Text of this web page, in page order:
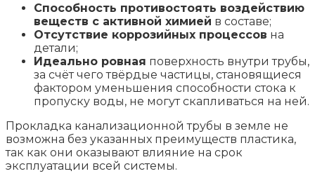
Способность противостоять воздействию
веществ с активной химией в составе;
Отсутствие коррозийных процессов на
детали;
Идеально ровная поверхность внутри трубы,
за счёт чего твёрдые частицы, становящиеся
фактором уменьшения способности стока к
пропуску воды, не могут скапливаться на ней.
Прокладка канализационной трубы в земле не
возможна без указанных преимуществ пластика,
так как они оказывают влияние на срок
эксплуатации всей системы.